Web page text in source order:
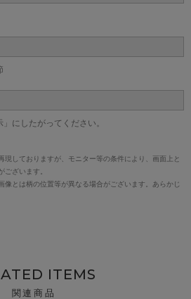
にしたがってください。
しておりますが、モニター等の条件により、画面上と
ございます。
像とは柄の位置等が異なる場合がございます。あらかじ
ITEMS
関連商品